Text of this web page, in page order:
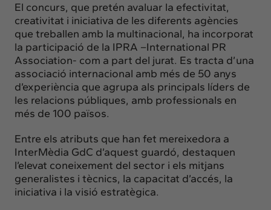
Contacte
info@intermedia.cat +34 934 157 662
El concurs, que pretén avaluar la efectivitat,
creativitat i iniciativa de les diferents agències
que treballen amb la multinacional, ha incorporat
la participació de la IPRA –International PR
Association- com a part del jurat. Es tracta d’una
associació internacional amb més de 50 anys
d’experiència que agrupa als principals líders de
les relacions públiques, amb professionals en
més de 100 països.
Entre els atributs que han fet mereixedora a
InterMèdia GdC d’aquest guardó, destaquen
l’elevat coneixement del sector i els mitjans
generalistes i tècnics, la capacitat d’accés, la
iniciativa i la visió estratègica.